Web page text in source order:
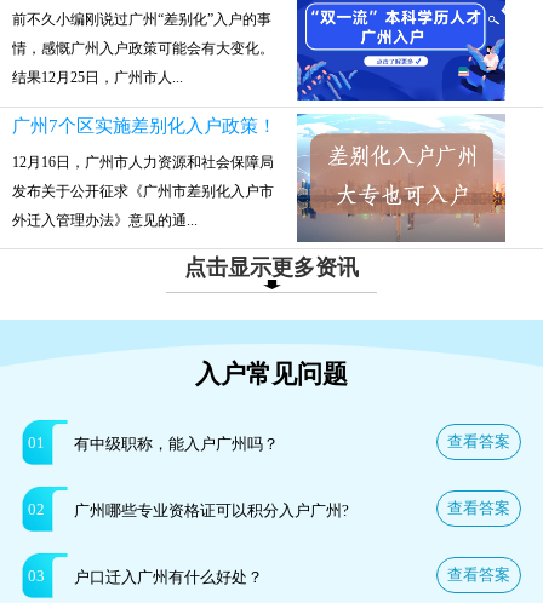
前不久小编刚说过广州“差别化”入户的事
情，感慨广州入户政策可能会有大变化。
结果12月25日，广州市人...
广州7个区实施差别化入户政策！
12月16日，广州市人力资源和社会保障局
发布关于公开征求《广州市差别化入户市
外迁入管理办法》意见的通...
点击显示更多资讯
入户常见问题
查看答案
01 有中级职称，能入户广州吗？
查看答案
02 广州哪些专业资格证可以积分入户广州?
查看答案
03 户口迁入广州有什么好处？